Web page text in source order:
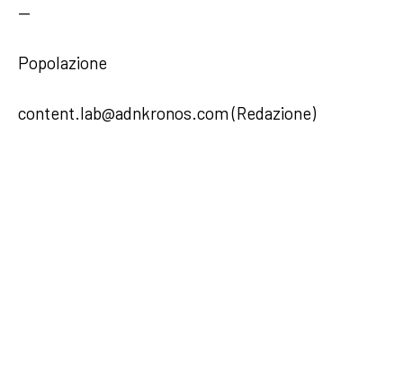
—
Popolazione
content.lab@adnkronos.com (Redazione)